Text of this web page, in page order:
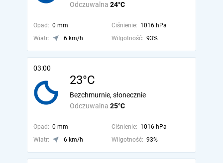
Odczuwalna 24°C
Opad: 0 mm Ciśnienie: 1016 hPa
Wiatr:
6 km/h Wilgotność: 93%
03:00
23°C
Odczuwalna 25°C
Bezchmurnie, słonecznie
Opad: 0 mm Ciśnienie: 1016 hPa
Wiatr:
6 km/h Wilgotność: 93%